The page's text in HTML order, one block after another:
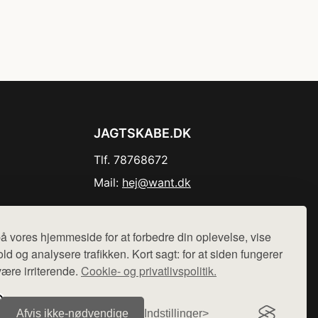
vores hjemmeside for at forbedre din oplevelse, vise
og analysere trafikken. Kort sagt: for at siden fungerer
irriterende. Cookie- og privatlivspolitik.
Afvis ikke‑nødvendige Indstillinger
JAGTSKABE.DK
Tlf. 78768672
Mail: hej@want.dk
sælges ikke varer fra denne side - vi henviser til de shops,